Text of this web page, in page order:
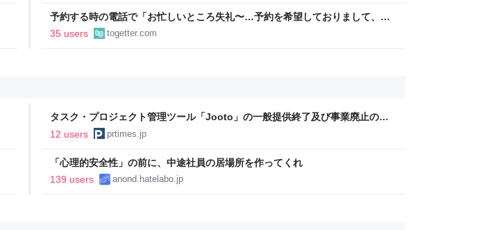
予約する時の電話で「お忙しいところ失礼〜…予約を希望しておりまして、は
い、明日◯日の12時に、人数は…」と丁寧に話されるより、受ける側としては
もっと簡潔な方が楽なんだよな
35 users togetter.com
タスク・プロジェクト管理ツール「Jooto」の一般提供終了及び事業廃止の決
定に関するお知らせ
12 users prtimes.jp
「心理的安全性」の前に、中途社員の居場所を作ってくれ
139 users
anond.hatelabo.jp